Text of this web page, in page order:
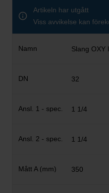
Artikeln har utgått
Viss avvikelse kan
Slang OXY
32
1 1/4
1 1/4
350